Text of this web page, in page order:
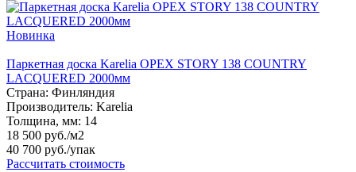
Новинка
Паркетная доска Karelia ОРЕХ STORY 138 COUNTRY
LACQUERED 2000мм
Страна: Финляндия
Производитель: Karelia
Толщина, мм: 14
18 500 руб./м2
40 700 руб./упак
Рассчитать стоимость